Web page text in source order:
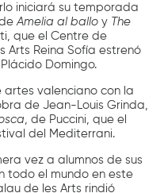
iniciará su temporada
deAmelia al balloy The
que el Centre de
Arts Reina Sofía estrenó
Domingo.
artes valenciano con la
de Jean-Louis Grinda,
, de Puccini, que el
del Mediterrani.
vez a alumnos de sus
todo el mundo en este
de les Arts rindió